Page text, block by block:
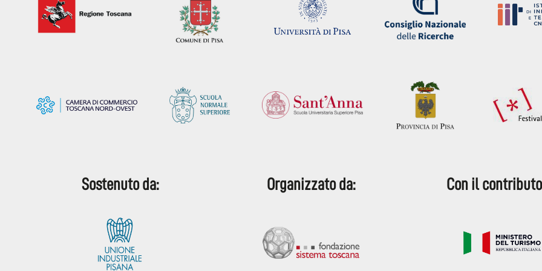
Sostenuto da: Organizzato da: Con il